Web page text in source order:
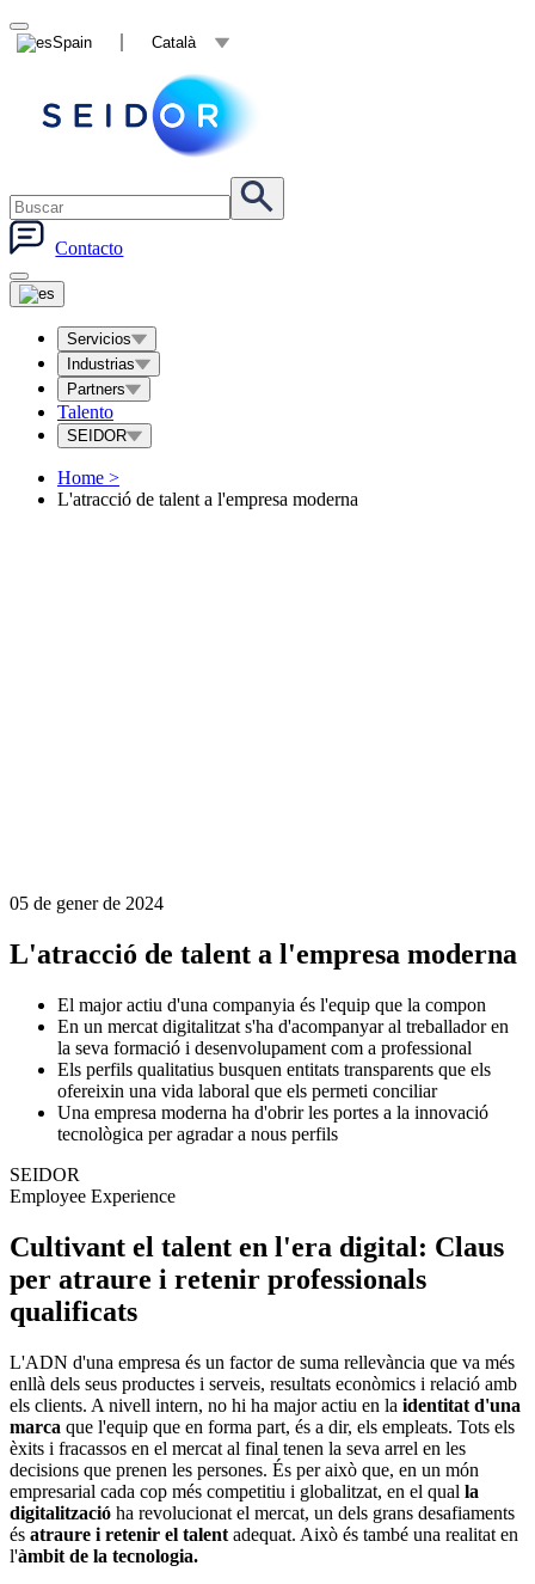
Spain Català
Contacto
Servicios
Industrias
Partners
Talento
SEIDOR
Home >
L'atracció de talent a l'empresa moderna
05 de gener de 2024
L'atracció de talent a l'empresa moderna
El major actiu d'una companyia és l'equip que la compon
En un mercat digitalitzat s'ha d'acompanyar al treballador en
la seva formació i desenvolupament com a professional
Els perfils qualitatius busquen entitats transparents que els
ofereixin una vida laboral que els permeti conciliar
Una empresa moderna ha d'obrir les portes a la innovació
tecnològica per agradar a nous perfils
SEIDOR
Employee Experience
Cultivant el talent en l'era digital: Claus
per atraure i retenir professionals
qualificats
L'ADN d'una empresa és un factor de suma rellevància que va més
enllà dels seus productes i serveis, resultats econòmics i relació amb
els clients. A nivell intern, no hi ha major actiu en la identitat d'una
marca que l'equip que en forma part, és a dir, els empleats. Tots els
èxits i fracassos en el mercat al final tenen la seva arrel en les
decisions que prenen les persones. És per això que, en un món
empresarial cada cop més competitiu i globalitzat, en el qual la
digitalització ha revolucionat el mercat, un dels grans desafiaments
és atraure i retenir el talent adequat. Això és també una realitat en
l'àmbit de la tecnologia.